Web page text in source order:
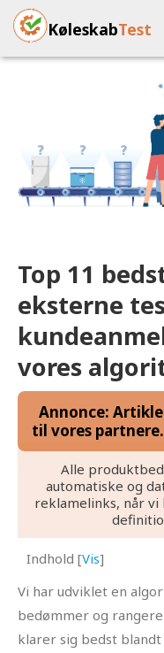
KøleskabTest
Top 11
eksterne
vores
Annonce:
til vores partnere.
Alle
automatiske og
reklamelinks, når
Indhold [Vis]
Vi har udviklet en
bedømmer og
klarer sig bedst